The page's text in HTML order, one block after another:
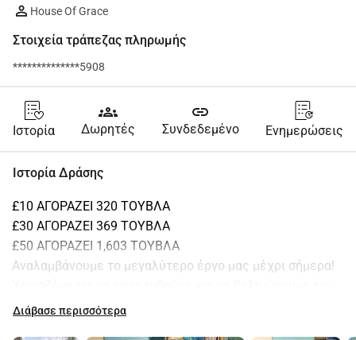
House Of Grace
Στοιχεία τράπεζας πληρωμής
**************5908
Ιστορία
groups
Δωρητές
link
Συνδεδεμένο Ενημερώσεις
Ιστορία Δράσης
£10 ΑΓΟΡΑΖΕΙ 320 ΤΟΥΒΛΑ
£30 ΑΓΟΡΑΖΕΙ 369 ΤΟΥΒΛΑ
£50 ΑΓΟΡΑΖΕΙ 1,603 ΤΟΥΒΛΑ
Αναλαμβάνουμε το μεγαλύτερο έργο μας μέχρι σήμερα!
τρέχουσες εγκαταστάσεις μας για να φιλοξενήσουμε
Διάβασε περισσότερα